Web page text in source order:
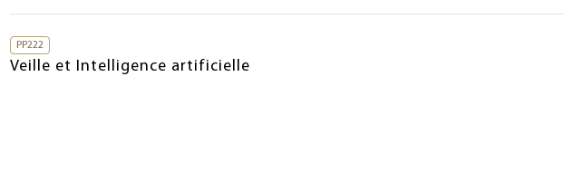
PP222
Veille et Intelligence artificielle